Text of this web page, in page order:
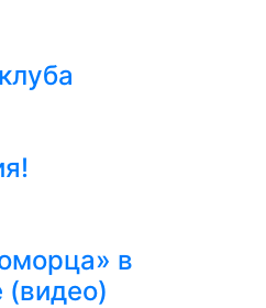
в
(видео)